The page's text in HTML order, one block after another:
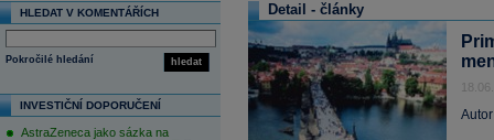
HLEDAT V KOMENTÁŘÍCH
hledat
Pokročilé hledání
INVESTIČNÍ DOPORUČENÍ
AstraZeneca jako sázka na
Detail - články